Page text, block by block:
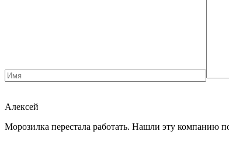
Алексей
Морозилка перестала работать. Нашли эту компанию